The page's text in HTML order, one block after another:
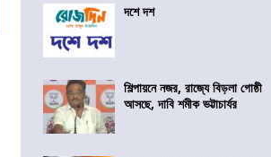
দশে দশ
শিল্পায়নে নজর, রাজ্যে বিড়লা গোষ্ঠী
আসছে, দাবি শমীক ভট্টাচার্যর